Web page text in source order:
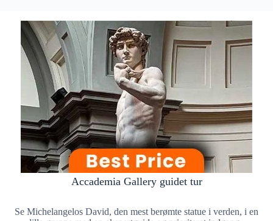
Accademia Gallery guidet tur
Se Michelangelos David, den mest berømte statue i verden, i en